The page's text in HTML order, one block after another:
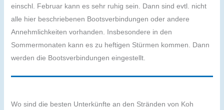
einschl. Februar kann es sehr ruhig sein. Dann sind evtl. nicht
alle hier beschriebenen Bootsverbindungen oder andere
Annehmlichkeiten vorhanden. Insbesondere in den
Sommermonaten kann es zu heftigen Stürmen kommen. Dann
werden die Bootsverbindungen eingestellt.
Wo sind die besten Unterkünfte an den Stränden von Koh